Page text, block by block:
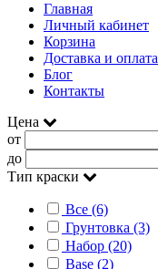
Главная
Личный кабинет
Корзина
Доставка и оплата
Блог
Контакты
Цена
от
до
Тип краски
Все (6)
Грунтовка (3)
Набор (20)
Base (2)